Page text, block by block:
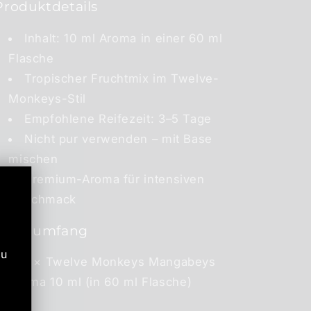
Inhalt: 10 ml Aroma in einer 60 ml
Flasche
Tropischer Fruchtmix im Twelve-
Monkeys-Stil
Empfohlene Reifezeit: 3–5 Tage
Nicht pur verwenden – mit Base
mischen
Premium-Aroma für intensiven
Geschmack
1 × Twelve Monkeys Mangabeys
Aroma 10 ml (in 60 ml Flasche)